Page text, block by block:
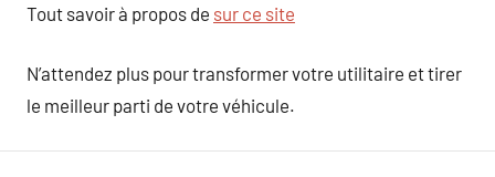
Tout savoir à propos de sur ce site
N’attendez plus pour transformer votre utilitaire et tirer
le meilleur parti de votre véhicule.